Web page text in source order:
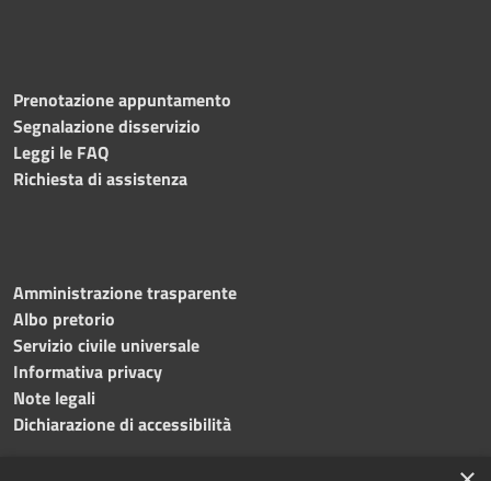
Prenotazione appuntamento
Segnalazione disservizio
Leggi le FAQ
Richiesta di assistenza
Amministrazione trasparente
Albo pretorio
Servizio civile universale
Informativa privacy
Note legali
Dichiarazione di accessibilità